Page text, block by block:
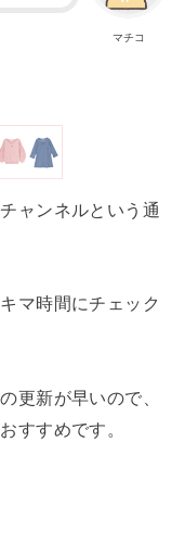
マチコ
ャンネルという通
マ時間にチェック
更新が早いので、
すすめです。